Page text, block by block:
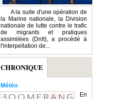
A la suite d'une opération de
la Marine nationale, la Division
nationale de lutte contre le trafic
de migrants et pratiques
assimilées (Dnlt), a procédé à
l'interpellation de...
CHRONIQUE
Météo
En